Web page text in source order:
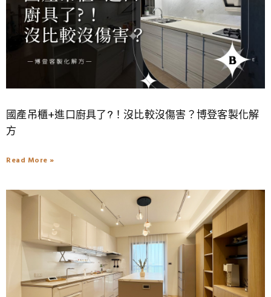
國產吊櫃+進口廚具了?！沒比較沒傷害？博登客製化解
方
Read More »